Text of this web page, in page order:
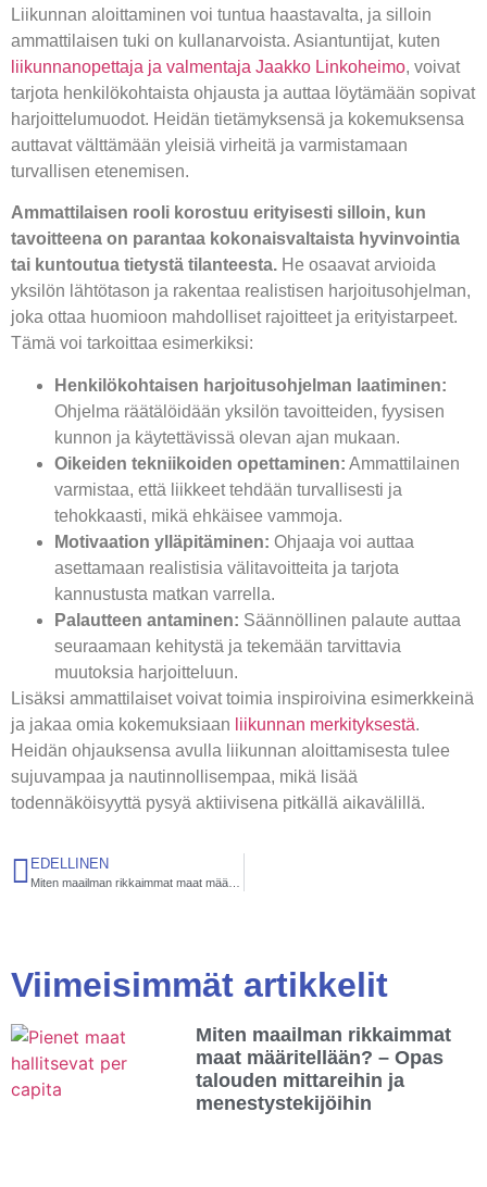
Liikunnan aloittaminen voi tuntua haastavalta, ja silloin
ammattilaisen tuki on kullanarvoista. Asiantuntijat, kuten
liikunnanopettaja ja valmentaja Jaakko Linkoheimo, voivat
tarjota henkilökohtaista ohjausta ja auttaa löytämään sopivat
harjoittelumuodot. Heidän tietämyksensä ja kokemuksensa
auttavat välttämään yleisiä virheitä ja varmistamaan
turvallisen etenemisen.
Ammattilaisen rooli korostuu erityisesti silloin, kun
tavoitteena on parantaa kokonaisvaltaista hyvinvointia
tai kuntoutua tietystä tilanteesta. He osaavat arvioida
yksilön lähtötason ja rakentaa realistisen harjoitusohjelman,
joka ottaa huomioon mahdolliset rajoitteet ja erityistarpeet.
Tämä voi tarkoittaa esimerkiksi:
Henkilökohtaisen harjoitusohjelman laatiminen:
Ohjelma räätälöidään yksilön tavoitteiden, fyysisen
kunnon ja käytettävissä olevan ajan mukaan.
Oikeiden tekniikoiden opettaminen: Ammattilainen
varmistaa, että liikkeet tehdään turvallisesti ja
tehokkaasti, mikä ehkäisee vammoja.
Motivaation ylläpitäminen: Ohjaaja voi auttaa
asettamaan realistisia välitavoitteita ja tarjota
kannustusta matkan varrella.
Palautteen antaminen: Säännöllinen palaute auttaa
seuraamaan kehitystä ja tekemään tarvittavia
muutoksia harjoitteluun.
Lisäksi ammattilaiset voivat toimia inspiroivina esimerkkeinä
ja jakaa omia kokemuksiaan liikunnan merkityksestä.
Heidän ohjauksensa avulla liikunnan aloittamisesta tulee
sujuvampaa ja nautinnollisempaa, mikä lisää
todennäköisyyttä pysyä aktiivisena pitkällä aikavälillä.
EDELLINEN
Viimeisimmät artikkelit
Miten maailman rikkaimmat
maat määritellään? – Opas
talouden mittareihin ja
menestystekijöihin